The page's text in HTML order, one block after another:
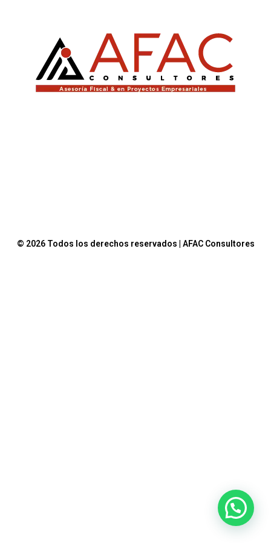
© 2026 Todos los derechos reservados | AFAC Consultores